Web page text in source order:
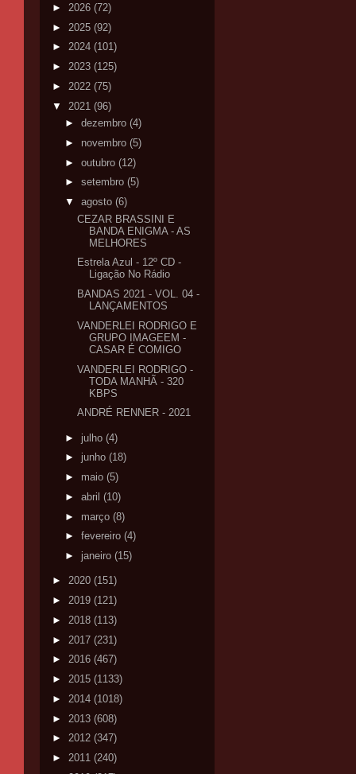
► 2026 (72)
► 2025 (92)
► 2024 (101)
► 2023 (125)
► 2022 (75)
▼ 2021 (96)
► dezembro (4)
► novembro (5)
► outubro (12)
► setembro (5)
▼ agosto (6)
CEZAR BRASSINI E
BANDA ENIGMA - AS
MELHORES
Estrela Azul - 12º CD -
Ligação No Rádio
BANDAS 2021 - VOL. 04 -
LANÇAMENTOS
VANDERLEI RODRIGO E
GRUPO IMAGEEM -
CASAR É COMIGO
VANDERLEI RODRIGO -
TODA MANHÃ - 320
KBPS
ANDRÉ RENNER - 2021
► julho (4)
► junho (18)
► maio (5)
► abril (10)
► março (8)
► fevereiro (4)
► janeiro (15)
► 2020 (151)
► 2019 (121)
► 2018 (113)
► 2017 (231)
► 2016 (467)
► 2015 (1133)
► 2014 (1018)
► 2013 (608)
► 2012 (347)
► 2011 (240)